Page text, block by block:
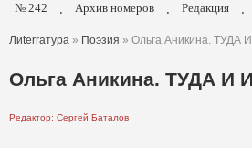
№ 242 . Архив номеров . Редакция .
Лиterraтура » Поэзия » Ольга Аникина. ТУДА
Ольга Аникина. ТУДА И
Редактор: Сергей Баталов